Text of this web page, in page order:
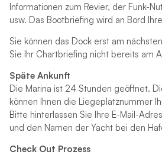
Informationen zum Revier, der Funk-
usw. Das Bootbriefing wird an Bord
Sie können das Dock erst am
Sie Ihr Chartbriefing nicht bereits am
Späte Ankunft
Die Marina ist 24 Stunden geöffnet.
können Ihnen die Liegeplatznummer
Bitte hinterlassen Sie Ihre E-Mail-
und den Namen der Yacht bei den
Check Out Prozess